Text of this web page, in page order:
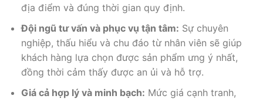
địa điểm và đúng thời gian quy định.
Đội ngũ tư vấn và phục vụ tận tâm: Sự chuyên
nghiệp, thấu hiểu và chu đáo từ nhân viên sẽ giúp
khách hàng lựa chọn được sản phẩm ưng ý nhất,
đồng thời cảm thấy được an ủi và hỗ trợ.
Giá cả hợp lý và minh bạch: Mức giá cạnh tranh,